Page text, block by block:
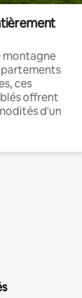
montagne
ces
offrent
d'un